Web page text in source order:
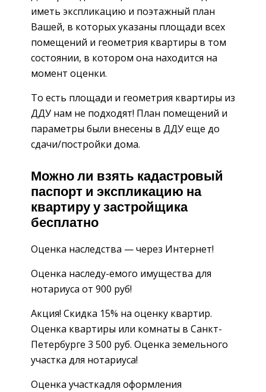
иметь экспликацию и поэтажный план
Вашей, в которых указаны площади всех
помещений и геометрия квартиры в том
состоянии, в котором она находится на
момент оценки.
То есть площади и геометрия квартиры из
ДДУ нам не подходят! План помещений и
параметры были внесены в ДДУ еще до
сдачи/постройки дома.
Можно ли взять кадастровый
паспорт и экспликацию на
квартиру у застройщика
бесплатно
Оценка наследства — через Интернет!
Оценка наследу-емого имущества для
нотариуса от 900 руб!
Акция! Скидка 15% на оценку квартир.
Оценка квартиры или комнаты в Санкт-
Петербурге 3 500 руб. Оценка земельного
участка для нотариуса!
Оценка участкадля оформления